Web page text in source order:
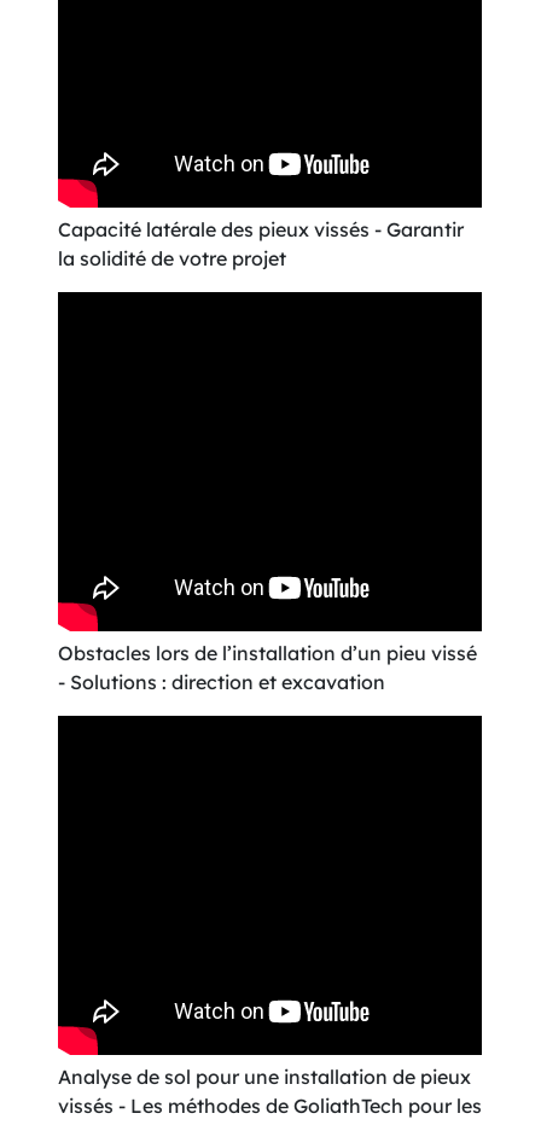
Capacité latérale des pieux vissés - Garantir
la solidité de votre projet
Obstacles lors de l’installation d’un pieu vissé
- Solutions : direction et excavation
Analyse de sol pour une installation de pieux
vissés - Les méthodes de GoliathTech pour les